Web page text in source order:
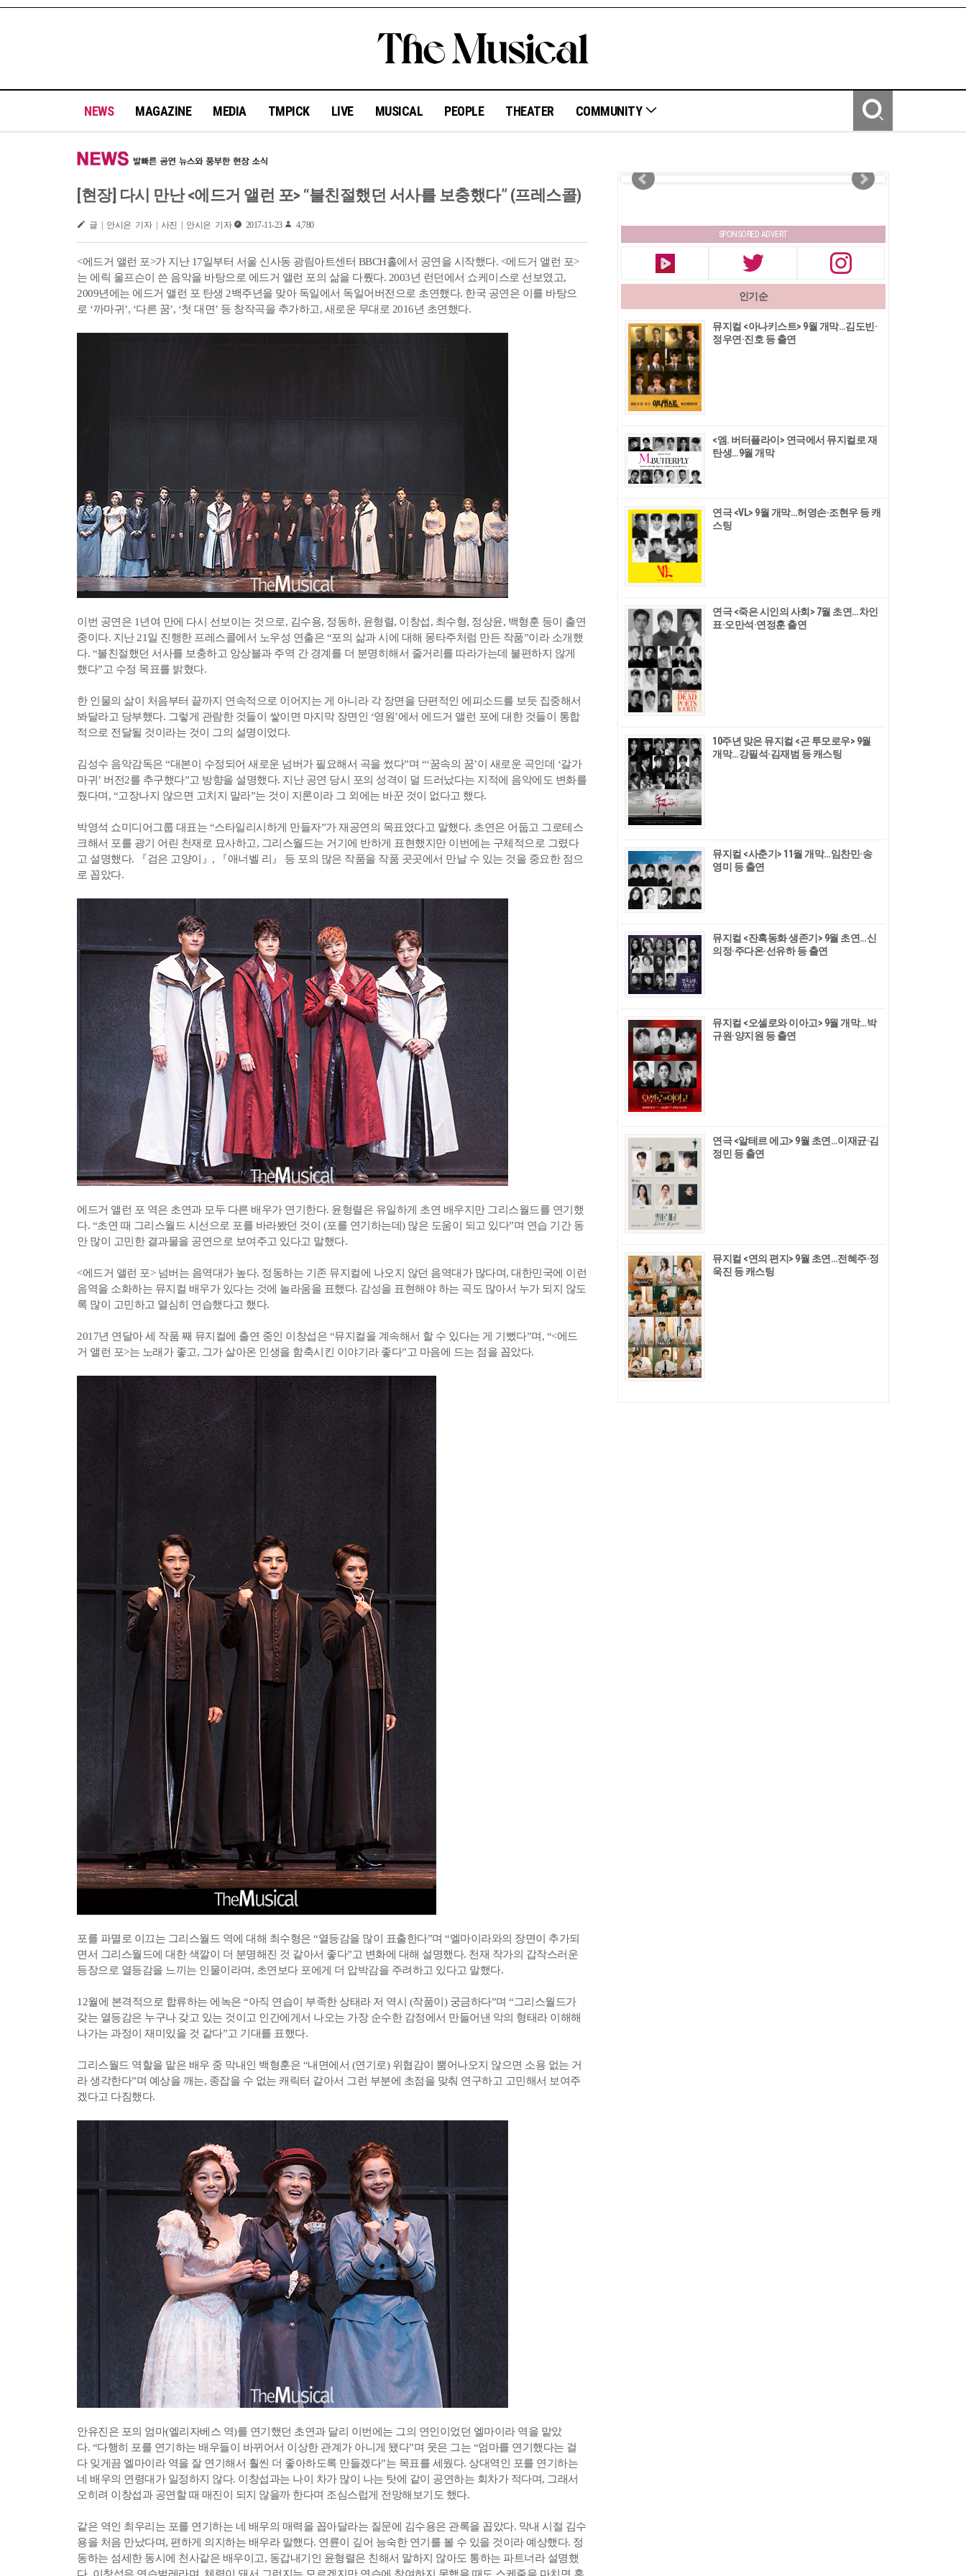
NEWS MAGAZINE MEDIA TMPICK LIVE MUSICAL PEOPLE THEATER COMMUNITY
[현장] 다시 만난 <에드거 앨런 포> “불친절했던 서사를 보충했다” (프레스콜)
글 | 안시은 기자 | 사진 | 안시은 기자 2017-11-23 4,780
<에드거 앨런 포>가 지난 17일부터 서울 신사동 광림아트센터 BBCH홀에서 공연을 시작했다. <에드거 앨런 포>
는 에릭 울프슨이 쓴 음악을 바탕으로 에드거 앨런 포의 삶을 다뤘다. 2003년 런던에서 쇼케이스로 선보였고,
2009년에는 에드거 앨런 포 탄생 2백주년을 맞아 독일에서 독일어버전으로 초연했다. 한국 공연은 이를 바탕으
로 ‘까마귀’, ‘다른 꿈’, ‘첫 대면’ 등 창작곡을 추가하고, 새로운 무대로 2016년 초연했다.
이번 공연은 1년여 만에 다시 선보이는 것으로, 김수용, 정동하, 윤형렬, 이창섭, 최수형, 정상윤, 백형훈 등이 출연
중이다. 지난 21일 진행한 프레스콜에서 노우성 연출은 “포의 삶과 시에 대해 몽타주처럼 만든 작품”이라 소개했
다. “불친절했던 서사를 보충하고 앙상블과 주역 간 경계를 더 분명히해서 줄거리를 따라가는데 불편하지 않게
했다”고 수정 목표를 밝혔다.
한 인물의 삶이 처음부터 끝까지 연속적으로 이어지는 게 아니라 각 장면을 단편적인 에피소드를 보듯 집중해서
봐달라고 당부했다. 그렇게 관람한 것들이 쌓이면 마지막 장면인 ‘영원’에서 에드거 앨런 포에 대한 것들이 통합
적으로 전달될 것이라는 것이 그의 설명이었다.
김성수 음악감독은 “대본이 수정되어 새로운 넘버가 필요해서 곡을 썼다”며 “‘꿈속의 꿈’이 새로운 곡인데 ‘갈가
마귀’ 버전2를 추구했다”고 방향을 설명했다. 지난 공연 당시 포의 성격이 덜 드러났다는 지적에 음악에도 변화를
줬다며, “고장나지 않으면 고치지 말라”는 것이 지론이라 그 외에는 바꾼 것이 없다고 했다.
박영석 쇼미디어그룹 대표는 “스타일리시하게 만들자”가 재공연의 목표였다고 말했다. 초연은 어둡고 그로테스
크해서 포를 광기 어린 천재로 묘사하고, 그리스월드는 거기에 반하게 표현했지만 이번에는 구체적으로 그렸다
고 설명했다. 『검은 고양이』, 『애너벨 리』 등 포의 많은 작품을 작품 곳곳에서 만날 수 있는 것을 중요한 점으
로 꼽았다.
에드거 앨런 포 역은 초연과 모두 다른 배우가 연기한다. 윤형렬은 유일하게 초연 배우지만 그리스월드를 연기했
다. “초연 때 그리스월드 시선으로 포를 바라봤던 것이 (포를 연기하는데) 많은 도움이 되고 있다”며 연습 기간 동
안 많이 고민한 결과물을 공연으로 보여주고 있다고 말했다.
<에드거 앨런 포> 넘버는 음역대가 높다. 정동하는 기존 뮤지컬에 나오지 않던 음역대가 많다며, 대한민국에 이런
음역을 소화하는 뮤지컬 배우가 있다는 것에 놀라움을 표했다. 감성을 표현해야 하는 곡도 많아서 누가 되지 않도
록 많이 고민하고 열심히 연습했다고 했다.
2017년 연달아 세 작품 째 뮤지컬에 출연 중인 이창섭은 “뮤지컬을 계속해서 할 수 있다는 게 기뻤다”며, “<에드
거 앨런 포>는 노래가 좋고, 그가 살아온 인생을 함축시킨 이야기라 좋다”고 마음에 드는 점을 꼽았다.
포를 파멸로 이끄는 그리스월드 역에 대해 최수형은 “열등감을 많이 표출한다”며 “엘마이라와의 장면이 추가되
면서 그리스월드에 대한 색깔이 더 분명해진 것 같아서 좋다”고 변화에 대해 설명했다. 천재 작가의 갑작스러운
등장으로 열등감을 느끼는 인물이라며, 초연보다 포에게 더 압박감을 주려하고 있다고 말했다.
12월에 본격적으로 합류하는 에녹은 “아직 연습이 부족한 상태라 저 역시 (작품이) 궁금하다”며 “그리스월드가
갖는 열등감은 누구나 갖고 있는 것이고 인간에게서 나오는 가장 순수한 감정에서 만들어낸 악의 형태라 이해해
나가는 과정이 재미있을 것 같다”고 기대를 표했다.
그리스월드 역할을 맡은 배우 중 막내인 백형훈은 “내면에서 (연기로) 위협감이 뿜어나오지 않으면 소용 없는 거
라 생각한다”며 예상을 깨는, 종잡을 수 없는 캐릭터 같아서 그런 부분에 초점을 맞춰 연구하고 고민해서 보여주
겠다고 다짐했다.
안유진은 포의 엄마(엘리자베스 역)를 연기했던 초연과 달리 이번에는 그의 연인이었던 엘마이라 역을 맡았
다. “다행히 포를 연기하는 배우들이 바뀌어서 이상한 관계가 아니게 됐다”며 웃은 그는 “엄마를 연기했다는 걸
다 잊게끔 엘마이라 역을 잘 연기해서 훨씬 더 좋아하도록 만들겠다”는 목표를 세웠다. 상대역인 포를 연기하는
네 배우의 연령대가 일정하지 않다. 이창섭과는 나이 차가 많이 나는 탓에 같이 공연하는 회차가 적다며, 그래서
오히려 이창섭과 공연할 때 매진이 되지 않을까 한다며 조심스럽게 전망해보기도 했다.
같은 역인 최우리는 포를 연기하는 네 배우의 매력을 꼽아달라는 질문에 김수용은 관록을 꼽았다. 막내 시절 김수
용을 처음 만났다며, 편하게 의지하는 배우라 말했다. 연륜이 깊어 능숙한 연기를 볼 수 있을 것이라 예상했다. 정
동하는 섬세한 동시에 천사같은 배우이고, 동갑내기인 윤형렬은 친해서 말하지 않아도 통하는 파트너라 설명했
다. 이창섭은 연습벌레라며, 체력이 돼서 그런지는 모르겠지만 연습에 참여하지 못했을 때도 스케줄을 마치면 혼
SPONSORED ADVERT
인기순
뮤지컬 <아나키스트> 9월 개막…김도빈·
정우연·진호 등 출연
<엠. 버터플라이> 연극에서 뮤지컬로 재
탄생…9월 개막
연극 <VL> 9월 개막…허영손·조현우 등 캐
스팅
연극 <죽은 시인의 사회> 7월 초연…차인
표·오만석·연정훈 출연
10주년 맞은 뮤지컬 <곤 투모로우> 9월
개막…강필석·김재범 등 캐스팅
뮤지컬 <사춘기> 11월 개막…임찬민·송
영미 등 출연
뮤지컬 <잔혹동화 생존기> 9월 초연…신
의정·주다온·선유하 등 출연
뮤지컬 <오셀로와 이아고> 9월 개막…박
규원·양지원 등 출연
연극 <알테르 에고> 9월 초연…이재균·김
정민 등 출연
뮤지컬 <연의 편지> 9월 초연…전혜주·정
욱진 등 캐스팅